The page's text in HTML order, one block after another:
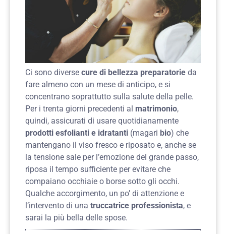
Ci sono diverse cure di bellezza preparatorie da
fare almeno con un mese di anticipo, e si
concentrano soprattutto sulla salute della pelle.
Per i trenta giorni precedenti al matrimonio,
quindi, assicurati di usare quotidianamente
prodotti esfolianti e idratanti (magari bio) che
mantengano il viso fresco e riposato e, anche se
la tensione sale per l’emozione del grande passo,
riposa il tempo sufficiente per evitare che
compaiano occhiaie o borse sotto gli occhi.
Qualche accorgimento, un po’ di attenzione e
l’intervento di una truccatrice professionista, e
sarai la più bella delle spose.